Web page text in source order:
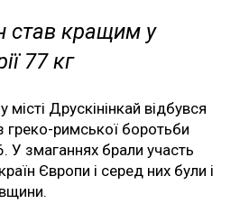
став кращим у
77 кг
Друскінінкай відбувся
греко-римської боротьби
У змаганнях брали участь
Європи і серед них були і